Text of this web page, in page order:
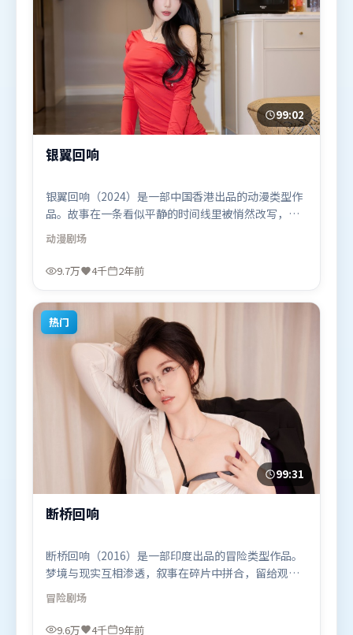
99:02
银翼回响
银翼回响（2024）是一部中国香港出品的动漫类型作
品。故事在一条看似平静的时间线里被悄然改写，人
物被迫直面过去与现在的撕裂。高潮段落信息密度
高，情绪释放与主题回扣同时完成。由雷德利·斯科
特执导，雷佳音、刘亦菲、秦海璐，木村拓哉等联袂
区首映上线，适合喜欢动漫题材的观众观看。
动漫剧场
9.7万 4千 2年前
热门
99:31
断桥回响
断桥回响（2016）是一部印度出品的冒险类型作品。
梦境与现实互相渗透，叙事在碎片中拼合，留给观众
回味空间。视听风格统一而富有实验感，配乐与画面
情绪贴合。由程耳执导，胡歌、秦海璐、宋康昊，王
景春等联袂出演。影片于2016年12月20日（印度）在
冒险剧场
9.6万 4千 9年前